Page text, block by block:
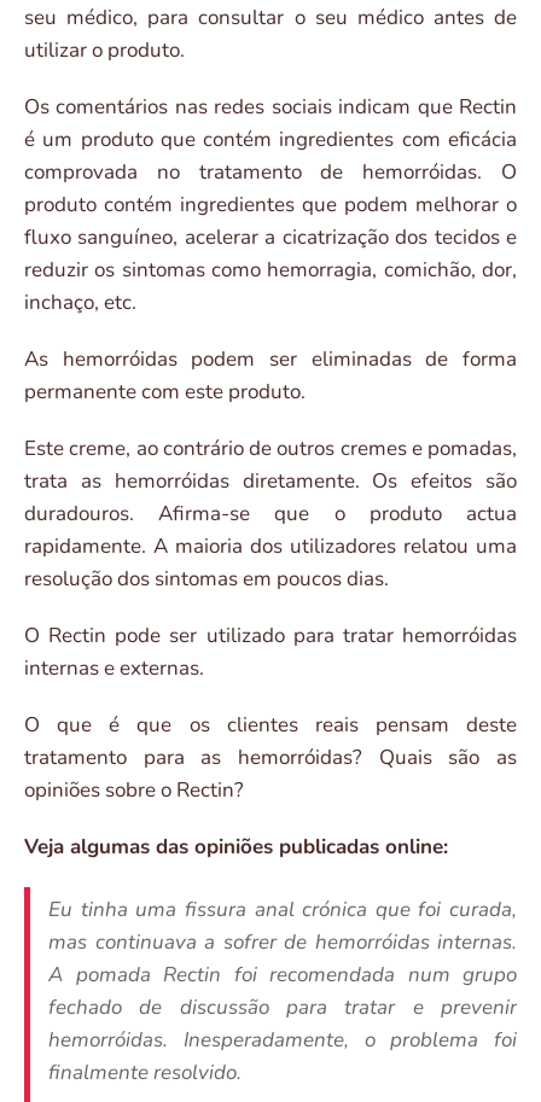
seu médico, para consultar o seu médico antes de
utilizar o produto.
Os comentários nas redes sociais indicam que Rectin
é um produto que contém ingredientes com eficácia
comprovada no tratamento de hemorróidas. O
produto contém ingredientes que podem melhorar o
fluxo sanguíneo, acelerar a cicatrização dos tecidos e
reduzir os sintomas como hemorragia, comichão, dor,
inchaço, etc.
As hemorróidas podem ser eliminadas de forma
permanente com este produto.
Este creme, ao contrário de outros cremes e pomadas,
trata as hemorróidas diretamente. Os efeitos são
duradouros. Afirma-se que o produto actua
rapidamente. A maioria dos utilizadores relatou uma
resolução dos sintomas em poucos dias.
O Rectin pode ser utilizado para tratar hemorróidas
internas e externas.
O que é que os clientes reais pensam deste
tratamento para as hemorróidas? Quais são as
opiniões sobre o Rectin?
Veja algumas das opiniões publicadas online:
Eu tinha uma fissura anal crónica que foi curada,
mas continuava a sofrer de hemorróidas internas.
A pomada Rectin foi recomendada num grupo
fechado de discussão para tratar e prevenir
hemorróidas. Inesperadamente, o problema foi
finalmente resolvido.